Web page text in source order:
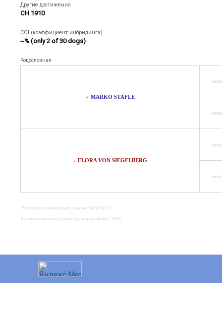
Другие достижения
CH 1910
COI (коэффициент инбридинга)
--% (only 2 of 30 dogs)
Родословная
♂ MARKO STÄFLE
♀ FLORA VON SIEGELBERG
Последнее обновление данных 30.08.2017
Количество посещений страницы собаки - 2700